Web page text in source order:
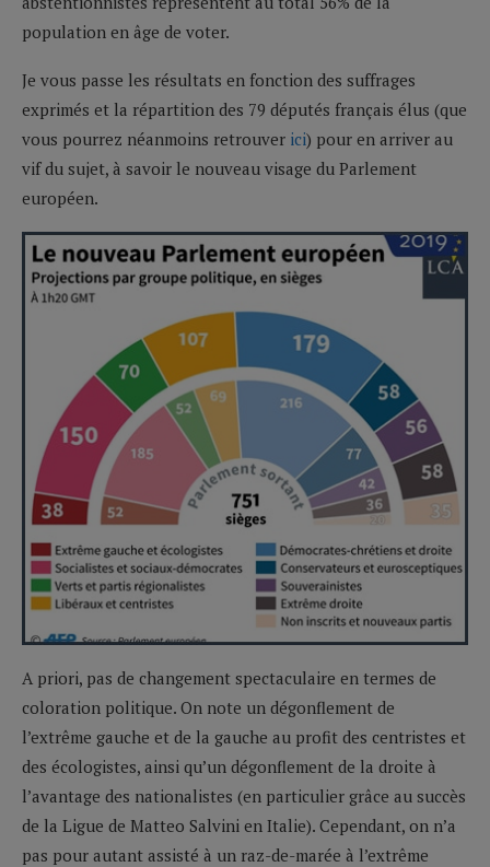
population en âge de voter.
Je vous passe les résultats en fonction des suffrages
exprimés et la répartition des 79 députés français élus (que
vous pourrez néanmoins retrouver ici) pour en arriver au
vif du sujet, à savoir le nouveau visage du Parlement
européen.
A priori, pas de changement spectaculaire en termes de
coloration politique. On note un dégonflement de
l’extrême gauche et de la gauche au profit des centristes et
des écologistes, ainsi qu’un dégonflement de la droite à
l’avantage des nationalistes (en particulier grâce au succès
de la Ligue de Matteo Salvini en Italie). Cependant, on n’a
pas pour autant assisté à un raz-de-marée à l’extrême